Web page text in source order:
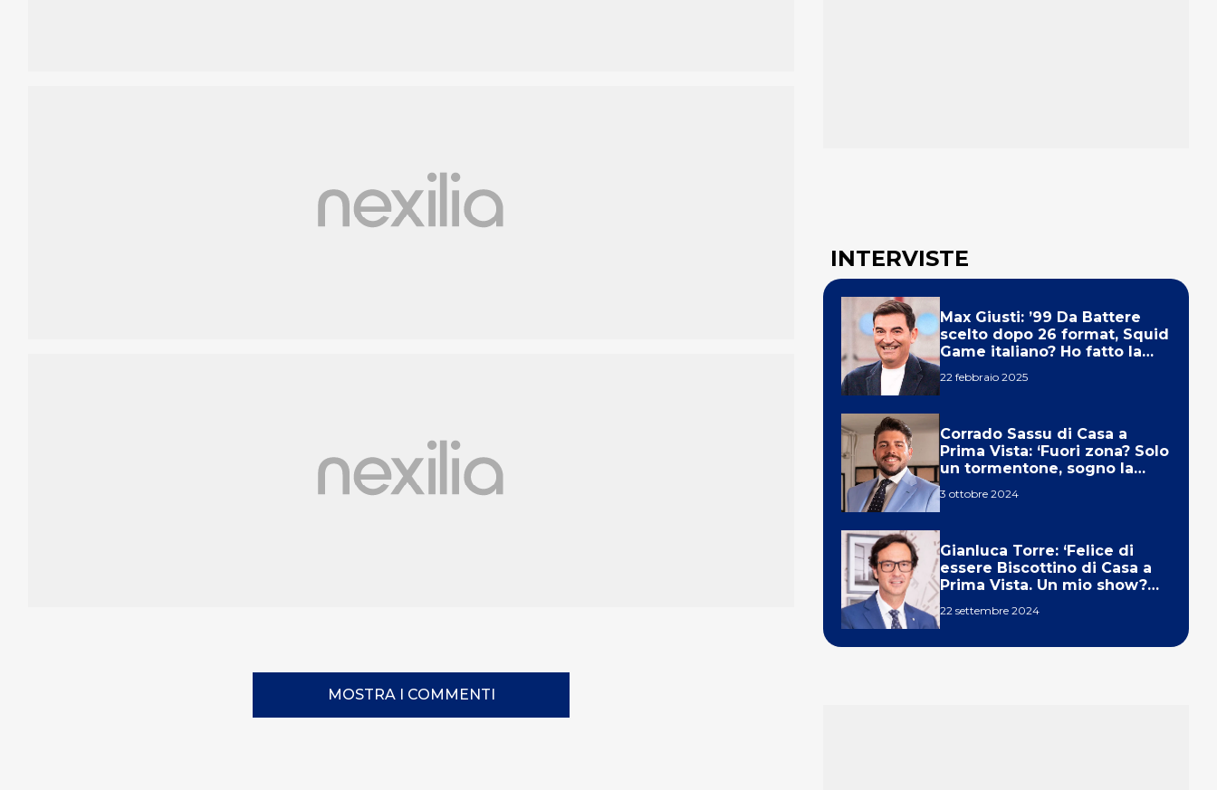
MOSTRA I COMMENTI
INTERVISTE
Max Giusti: ’99 Da Battere
scelto dopo 26 format, Squid
Game italiano? Ho fatto la
22 febbraio 2025
Corrado Sassu di Casa a
Prima Vista: ‘Fuori zona? Solo
un tormentone, sogno la
3 ottobre 2024
Gianluca Torre: ‘Felice di
essere Biscottino di Casa a
Prima Vista. Un mio show?
22 settembre 2024